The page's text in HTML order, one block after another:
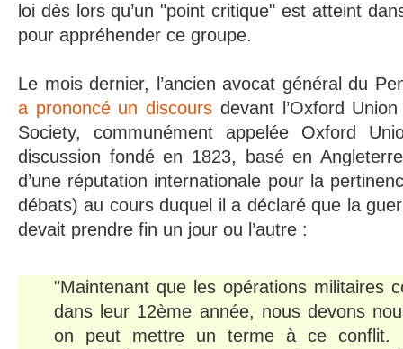
loi dès lors qu’un "point critique" est atteint
pour appréhender ce groupe.
Le mois dernier, l’ancien avocat général du
a prononcé un discours devant l’Oxford
Society, communément appelée Oxford
discussion fondé en 1823, basé en
d’une réputation internationale pour la
débats) au cours duquel il a déclaré que la
devait prendre fin un jour ou l’autre :
"Maintenant que les opérations militaires
dans leur 12ème année, nous devons
on peut mettre un terme à ce conflit.